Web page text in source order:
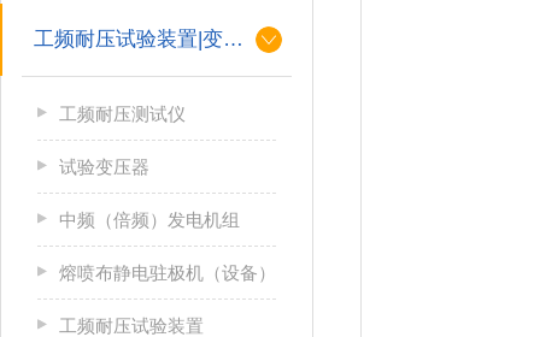
工频耐压试验装置|变压器
工频耐压测试仪
试验变压器
中频（倍频）发电机组
熔喷布静电驻极机（设备）
工频耐压试验装置